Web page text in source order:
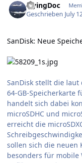
FlyingDoc
Geschrieben July
SanDisk: Neue
SanDisk stellt die
64-GB-Speicherkarte
handelt sich dabei
microSDHC und
erreicht die
sollen sich die neuen
besonders für mobile